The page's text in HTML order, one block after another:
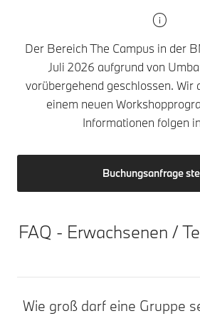
Der Bereich The Campus in der
Juli 2026 aufgrund von
vorübergehend geschlossen. Wir
einem neuen
Informationen folgen
Buchungsanfrage
FAQ - Erwachsenen /
Wie groß darf eine Gruppe